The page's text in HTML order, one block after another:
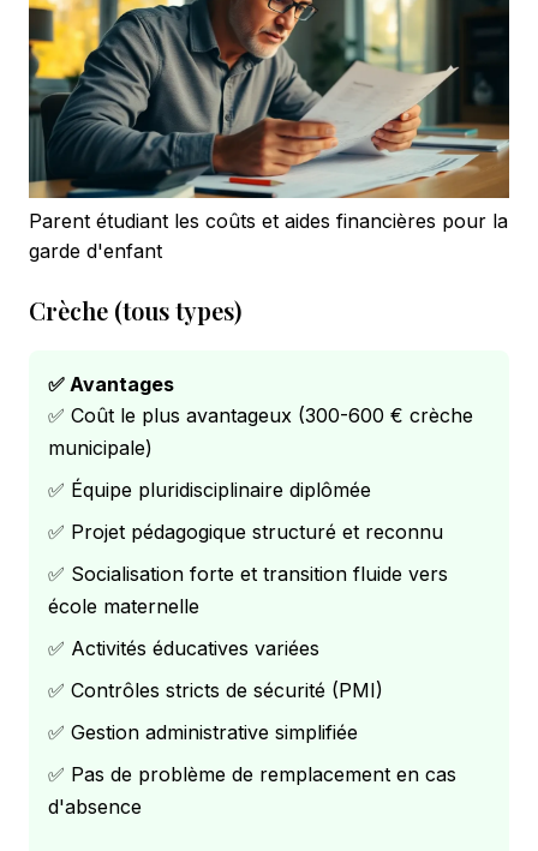
Parent étudiant les coûts et aides financières pour la
garde d'enfant
Crèche (tous types)
✅ Avantages
✅ Coût le plus avantageux (300-600 € crèche
municipale)
✅ Équipe pluridisciplinaire diplômée
✅ Projet pédagogique structuré et reconnu
✅ Socialisation forte et transition fluide vers
école maternelle
✅ Activités éducatives variées
✅ Contrôles stricts de sécurité (PMI)
✅ Gestion administrative simplifiée
✅ Pas de problème de remplacement en cas
d'absence